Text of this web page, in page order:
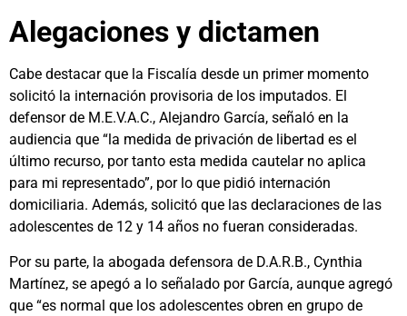
Alegaciones y dictamen
Cabe destacar que la Fiscalía desde un primer momento
solicitó la internación provisoria de los imputados. El
defensor de M.E.V.A.C., Alejandro García, señaló en la
audiencia que “la medida de privación de libertad es el
último recurso, por tanto esta medida cautelar no aplica
para mi representado”, por lo que pidió internación
domiciliaria. Además, solicitó que las declaraciones de las
adolescentes de 12 y 14 años no fueran consideradas.
Por su parte, la abogada defensora de D.A.R.B., Cynthia
Martínez, se apegó a lo señalado por García, aunque agregó
que “es normal que los adolescentes obren en grupo de